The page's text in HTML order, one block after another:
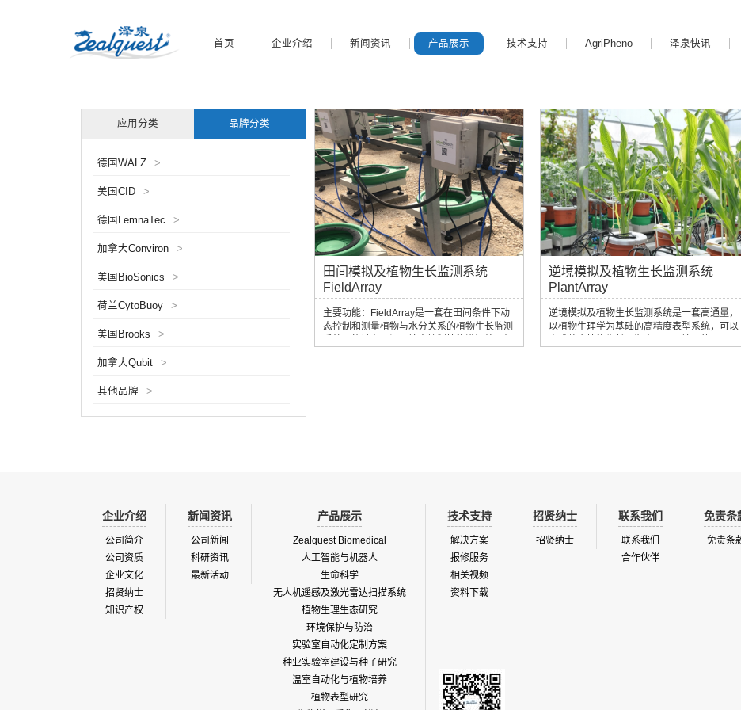
首页 企业介绍 新闻资讯 产品展示 技术支持 AgriPheno 泽泉快讯
应用分类 品牌分类
德国WALZ >
美国CID >
德国LemnaTec >
加拿大Conviron >
美国BioSonics >
荷兰CytoBuoy >
美国Brooks >
加拿大Qubit >
其他品牌 >
田间模拟及植物生长监测系统
FieldArray
主要功能：FieldArray是一套在田间条件下动
态控制和测量植物与水分关系的植物生长监测
逆境模拟及植物生长监测系统
PlantArray
逆境模拟及植物生长监测系统是一套高通量，
以植物生理学为基础的高精度表型系统，可以
企业介绍
公司简介
公司资质
企业文化
招贤纳士
知识产权
新闻资讯
公司新闻
科研资讯
最新活动
产品展示
Zealquest Biomedical
人工智能与机器人
生命科学
无人机遥感及激光雷达扫描系统
植物生理生态研究
环境保护与防治
实验室自动化定制方案
种业实验室建设与种子研究
温室自动化与植物培养
植物表型研究
技术支持
解决方案
报修服务
相关视频
资料下载
招贤纳士
招贤纳士
联系我们
联系我们
合作伙伴
免责条
免责条